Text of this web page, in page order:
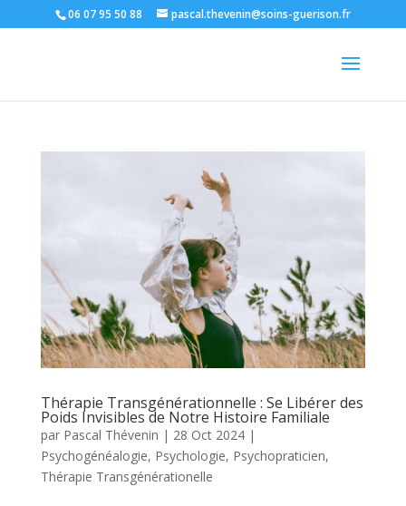
06 07 95 50 88 pascal.thevenin@soins-guerison.fr
Thérapie Transgénérationnelle : Se Libérer des
Poids Invisibles de Notre Histoire Familiale
par Pascal Thévenin | 28 Oct 2024|
Psychogénéalogie, Psychologie, Psychopraticien,
Thérapie Transgénérationelle